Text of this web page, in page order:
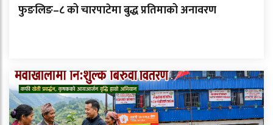
फुङलिङ–८ को चारपाटेमा बुद्ध प्रतिमाको अनावरण